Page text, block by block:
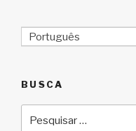
Português
BUSCA